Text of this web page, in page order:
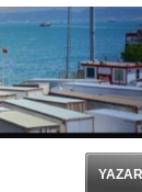
sonuçlandı
durdurdu
sorunlarını tartıştı
çıktı
kazandı
alan ilk